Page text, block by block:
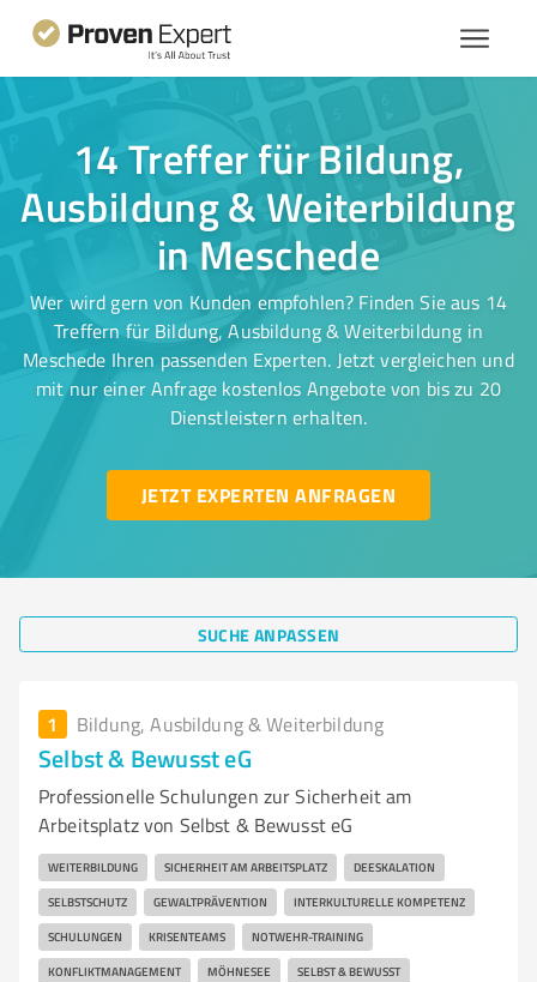
14 Treffer für Bildung,
Ausbildung & Weiterbildung
in Meschede
Wer wird gern von Kunden empfohlen? Finden Sie aus 14
Treffern für Bildung, Ausbildung & Weiterbildung in
Meschede Ihren passenden Experten. Jetzt vergleichen und
mit nur einer Anfrage kostenlos Angebote von bis zu 20
Dienstleistern erhalten.
JETZT EXPERTEN ANFRAGEN
SUCHE ANPASSEN
1 Bildung, Ausbildung & Weiterbildung
Selbst & Bewusst eG
Professionelle Schulungen zur Sicherheit am
Arbeitsplatz von Selbst & Bewusst eG
WEITERBILDUNG SICHERHEIT AM ARBEITSPLATZ DEESKALATION
SELBSTSCHUTZ GEWALTPRÄVENTION INTERKULTURELLE KOMPETENZ
SCHULUNGEN KRISENTEAMS NOTWEHR-TRAINING
KONFLIKTMANAGEMENT MÖHNESEE SELBST & BEWUSST